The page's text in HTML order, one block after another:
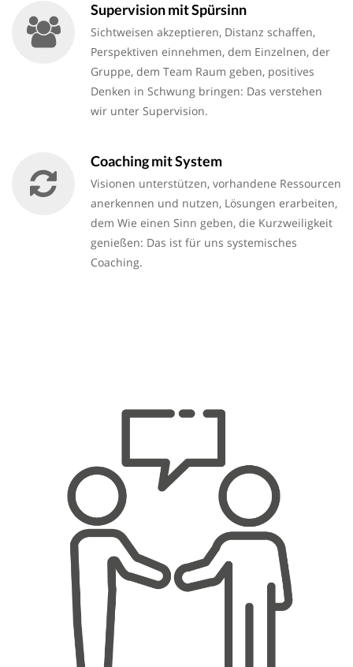
Supervision mit Spürsinn
Sichtweisen akzeptieren, Distanz schaffen,
Perspektiven einnehmen, dem Einzelnen, der
Gruppe, dem Team Raum geben, positives
Denken in Schwung bringen: Das verstehen
wir unter Supervision.
Coaching mit System
Visionen unterstützen, vorhandene Ressourcen
anerkennen und nutzen, Lösungen erarbeiten,
dem Wie einen Sinn geben, die Kurzweiligkeit
genießen: Das ist für uns systemisches
Coaching.